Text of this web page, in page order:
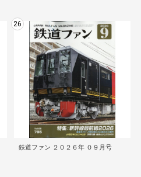
26
鉄道ファン ２０２６年 ０９月号